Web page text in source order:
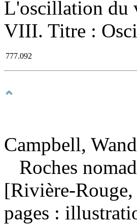
L'oscillation du
VIII. Titre :
777.092
Campbell,
Roches
[Rivière-
pages :